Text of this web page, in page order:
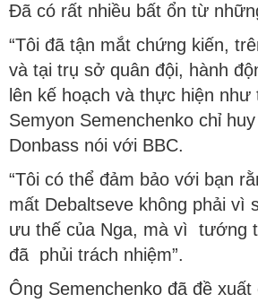
Đã có rất nhiều bất ổn từ
“Tôi đã tận mắt chứng kiến,
và tại trụ sở quân đội, hành
lên kế hoạch và thực hiện như
Semyon Semenchenko chỉ
Donbass nói với BBC.
“Tôi có thể đảm bảo với bạn
mất Debaltseve không phải vì
ưu thế của Nga, mà vì tướng
đã phủi trách nhiệm”.
Ông Semenchenko đã đề xuất